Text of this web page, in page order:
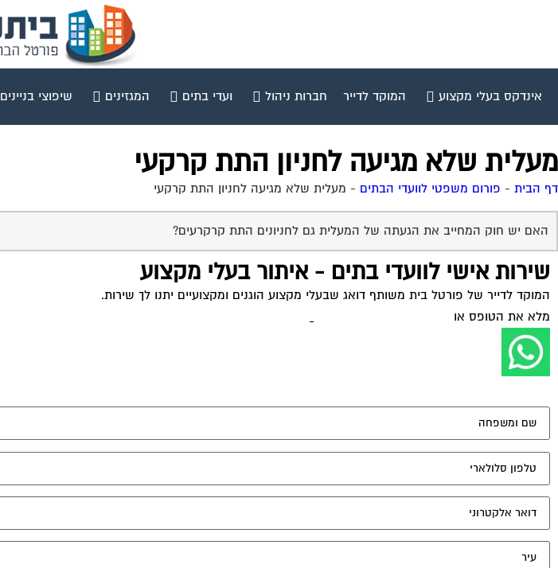
אינדקס בעלי מקצוע המוקד לדייר חברות ניהול ועדי בתים המגזינים שיפוצי בניינים
מעלית שלא מגיעה לחניון התת קרקעי
דף הבית - פורום משפטי לוועדי הבתים - מעלית שלא מגיעה לחניון התת קרקעי
האם יש חוק המחייב את הגעתה של המעלית גם לחניונים התת קרקרעים?
שירות אישי לוועדי בתים - איתור בעלי מקצוע
המוקד לדייר של פורטל בית משותף דואג שבעלי מקצוע הוגנים ומקצועיים יתנו לך שירות.
מלא את הטופס או